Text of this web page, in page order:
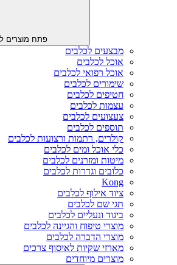
פתח מוצרים
מבצעים לכלבים
אוכל לכלבים
אוכל רפואי לכלבים
שימורים לכלבים
חטיפים לכלבים
עצמות לכלבים
צעצועים לכלבים
תוספים לכלבים
קולרים, רתמות ורצועות לכלבים
כלי אוכל ומים לכלבים
מיטות ומזרנים לכלבים
כלובים וגדרות לכלבים
Kong
ציוד אילוף לכלבים
תגי שם לכלבים
ביגוד ונעליים לכלבים
מוצרי טיפוח והגיינה לכלבים
מוצרי הדברה לכלבים
מארזי שקיות לאיסוף צרכים
מוצרים מיוחדים